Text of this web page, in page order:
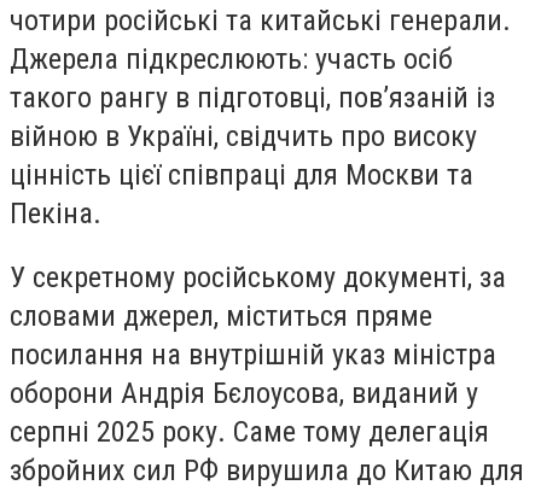
чотири російські та китайські генерали.
Джерела підкреслюють: участь осіб
такого рангу в підготовці, пов’язаній із
війною в Україні, свідчить про високу
цінність цієї співпраці для Москви та
Пекіна.
У секретному російському документі, за
словами джерел, міститься пряме
посилання на внутрішній указ міністра
оборони Андрія Бєлоусова, виданий у
серпні 2025 року. Саме тому делегація
збройних сил РФ вирушила до Китаю для